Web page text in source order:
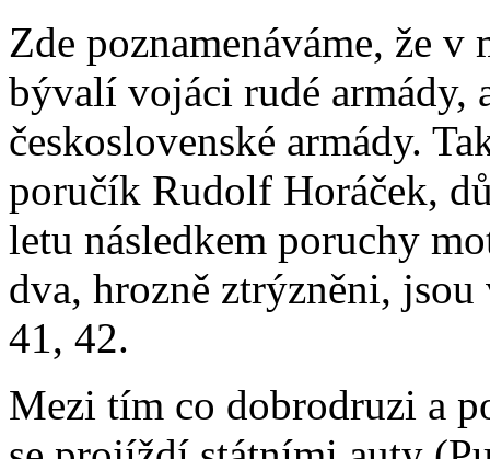
Zde poznamenáváme, že
bývalí vojáci rudé armády,
československé armády.
poručík Rudolf Horáček,
letu následkem poruchy
dva, hrozně ztrýzněni,
41, 42.
Mezi tím co dobrodruzi a